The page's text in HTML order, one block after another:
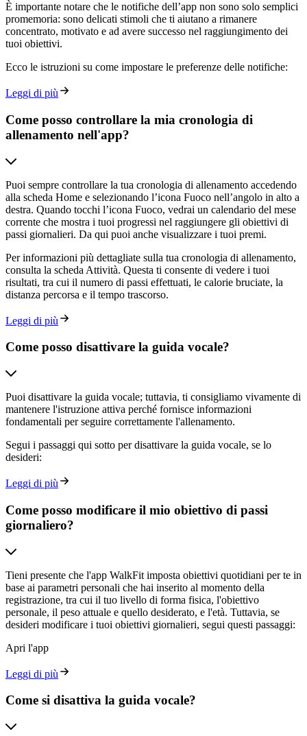
È importante notare che le notifiche dell’app non sono solo semplici
promemoria: sono delicati stimoli che ti aiutano a rimanere
concentrato, motivato e ad avere successo nel raggiungimento dei
tuoi obiettivi.
Ecco le istruzioni su come impostare le preferenze delle notifiche:
Leggi di più
Come posso controllare la mia cronologia di
allenamento nell'app?
Puoi sempre controllare la tua cronologia di allenamento accedendo
alla scheda Home e selezionando l’icona Fuoco nell’angolo in alto a
destra. Quando tocchi l’icona Fuoco, vedrai un calendario del mese
corrente che mostra i tuoi progressi nel raggiungere gli obiettivi di
passi giornalieri. Da qui puoi anche visualizzare i tuoi premi.
Per informazioni più dettagliate sulla tua cronologia di allenamento,
consulta la scheda Attività. Questa ti consente di vedere i tuoi
risultati, tra cui il numero di passi effettuati, le calorie bruciate, la
distanza percorsa e il tempo trascorso.
Leggi di più
Come posso disattivare la guida vocale?
Puoi disattivare la guida vocale; tuttavia, ti consigliamo vivamente di
mantenere l'istruzione attiva perché fornisce informazioni
fondamentali per seguire correttamente l'allenamento.
Segui i passaggi qui sotto per disattivare la guida vocale, se lo
desideri:
Leggi di più
Come posso modificare il mio obiettivo di passi
giornaliero?
Tieni presente che l'app WalkFit imposta obiettivi quotidiani per te in
base ai parametri personali che hai inserito al momento della
registrazione, tra cui il tuo livello di forma fisica, l'obiettivo
personale, il peso attuale e quello desiderato, e l'età. Tuttavia, se
desideri modificare i tuoi obiettivi giornalieri, segui questi passaggi:
Apri l'app
Leggi di più
Come si disattiva la guida vocale?